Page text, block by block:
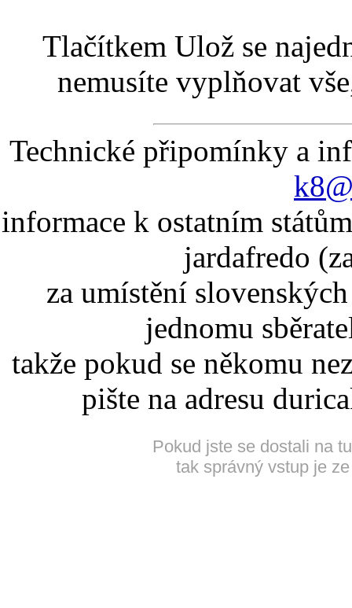
Tlačítkem Ulož se
nemusíte vyplňovat
Technické připomínky a
informace k ostatním
jardafredo
za umístění
jednomu
takže pokud se někomu
pište na adresu
Pokud jste se dostali na
tak správný vstup je